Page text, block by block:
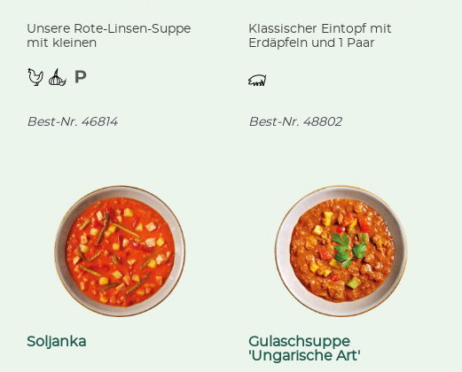
Unsere Rote-Linsen-Suppe
mit kleinen
Erdäpfeln und buntem
Gemüse, abgeschmeckt mit
Best-Nr. 46814
Klassischer Eintopf mit
Erdäpfeln und 1 Paar
Westfälischen Mettwürsten
aus unserer eigenen
Best-Nr. 48802
Soljanka
Gulaschsuppe
'Ungarische Art'